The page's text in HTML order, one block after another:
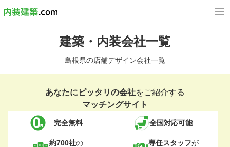
建築・内装会社一覧
島根県の店舗デザイン会社一覧
あなたにピッタリの会社をご紹介する
マッチングサイト
完全無料 全国対応可能
約700社の
専任スタッフが